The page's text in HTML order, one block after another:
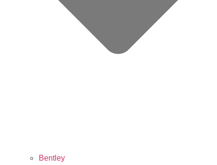
Bentley